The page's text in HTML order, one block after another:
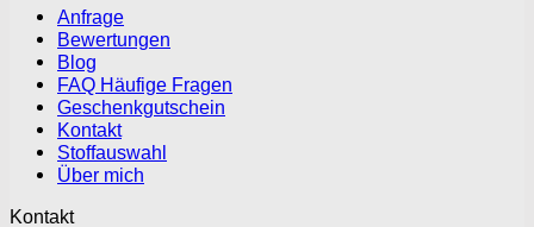
Anfrage
Bewertungen
Blog
FAQ Häufige Fragen
Geschenkgutschein
Kontakt
Stoffauswahl
Über mich
Kontakt